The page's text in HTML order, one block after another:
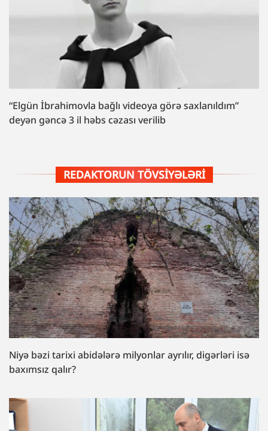
“Elgün İbrahimovla bağlı videoya görə saxlanıldım”
deyən gəncə 3 il həbs cəzası verilib
REDAKTORUN TÖVSIYƏLƏRI
Niyə bəzi tarixi abidələrə milyonlar ayrılır, digərləri isə
baxımsız qalır?